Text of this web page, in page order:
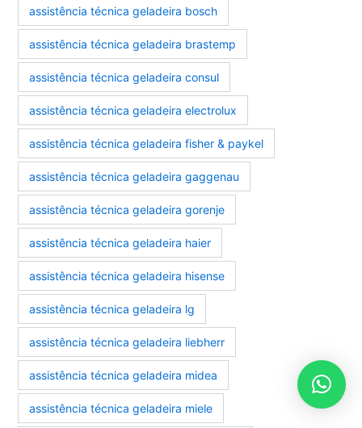
assistência técnica geladeira bosch
assistência técnica geladeira brastemp
assistência técnica geladeira consul
assistência técnica geladeira electrolux
assistência técnica geladeira fisher & paykel
assistência técnica geladeira gaggenau
assistência técnica geladeira gorenje
assistência técnica geladeira haier
assistência técnica geladeira hisense
assistência técnica geladeira lg
assistência técnica geladeira liebherr
assistência técnica geladeira midea
assistência técnica geladeira miele